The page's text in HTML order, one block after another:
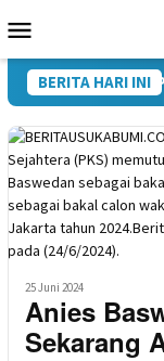
ke
kontenMobile
BERITA HARI INI
Narkoba,
25 Juni 2024
Anies
Sekarang